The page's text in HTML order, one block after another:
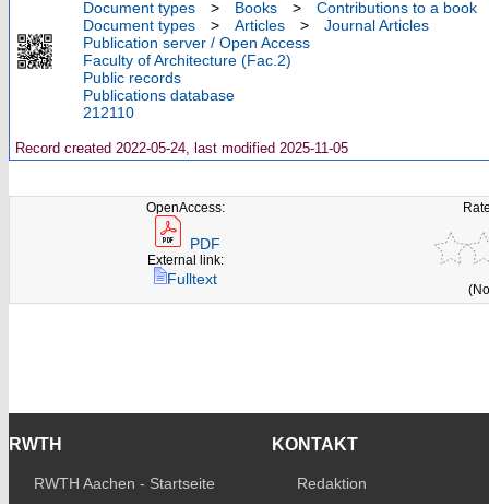
Document types
> Books >
Contributions to a book
Document types
> Articles >
Journal Articles
Publication server / Open Access
Faculty of Architecture (Fac.2)
Public records
Publications database
212110
Record created 2022-05-24, last modified 2025-11-05
OpenAccess:
PDF
External link:
Fulltext
RWTH
RWTH Aachen - Startseite
KONTAKT
Redaktion